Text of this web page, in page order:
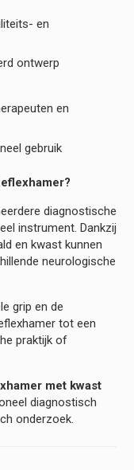
en
ontwerp
en
gebruik
diagnostische
instrument. Dankzij
en kwast kunnen
neurologische
grip en de
tot een
praktijk of
met kwast
diagnostisch
onderzoek.